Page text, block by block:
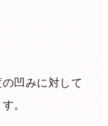
凹みに対して
。